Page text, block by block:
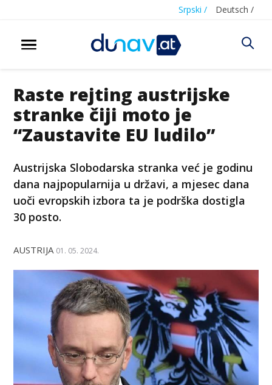
Srpski / Deutsch /
Raste rejting austrijske
stranke čiji moto je
“Zaustavite EU ludilo”
Austrijska Slobodarska stranka već je godinu
dana najpopularnija u državi, a mjesec dana
uoči evropskih izbora ta je podrška dostigla
30 posto.
AUSTRIJA 01. 05. 2024.